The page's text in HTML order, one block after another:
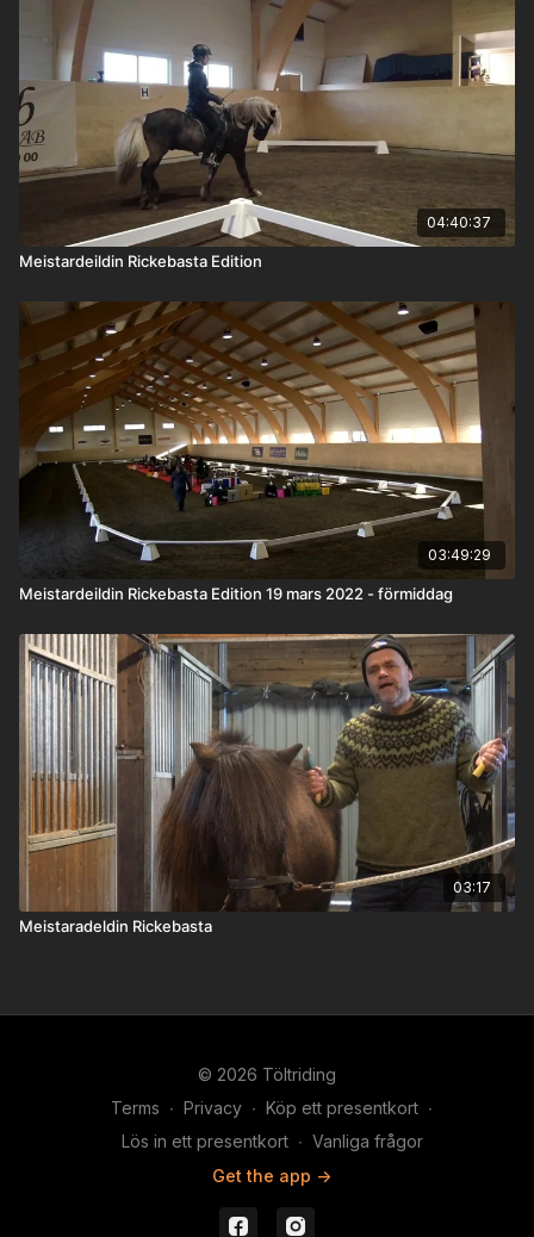
04:40:37
Meistardeildin Rickebasta Edition
03:49:29
Meistardeildin Rickebasta Edition 19 mars 2022 - förmiddag
03:17
Meistaradeldin Rickebasta
© 2026 Töltriding
Terms ∙ Privacy ∙ Köp ett presentkort ∙
Lös in ett presentkort ∙ Vanliga frågor
Get the app ->